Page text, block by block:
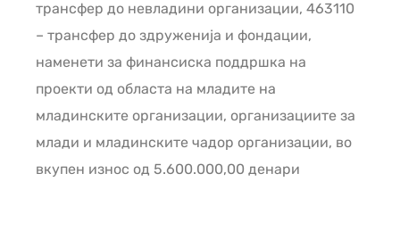
трансфер до невладини организации, 463110
– трансфер до здруженија и фондации,
наменети за финансиска поддршка на
проекти од областа на младите на
младинските организации, организациите за
млади и младинските чадор организации, во
вкупен износ од 5.600.000,00 денари